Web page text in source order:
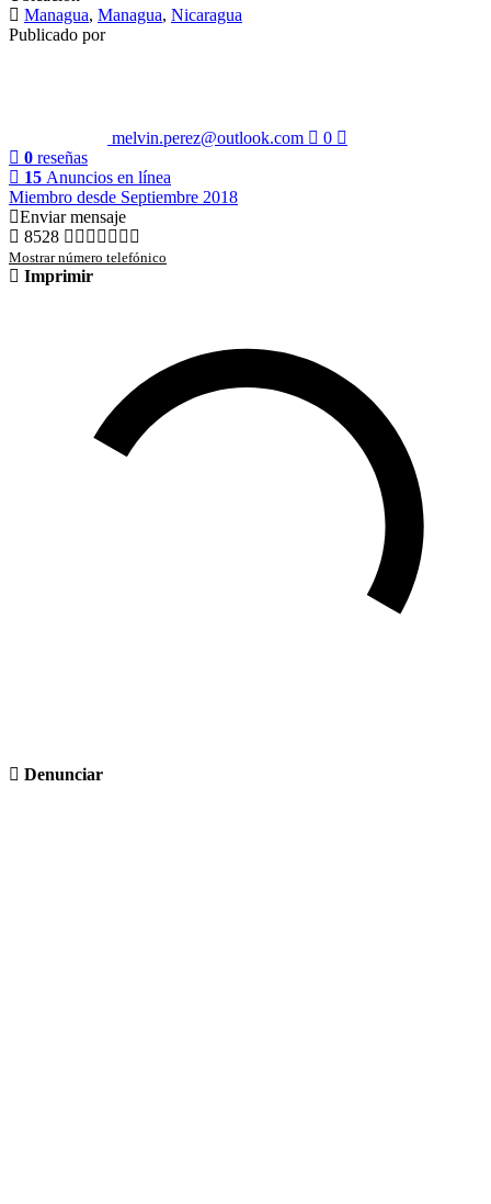
Managua, Managua, Nicaragua
Publicado por
melvin.perez@outlook.com
0
0 reseñas
15 Anuncios en línea
Miembro desde Septiembre 2018
Enviar mensaje
8528
Mostrar número telefónico
Imprimir
Denunciar